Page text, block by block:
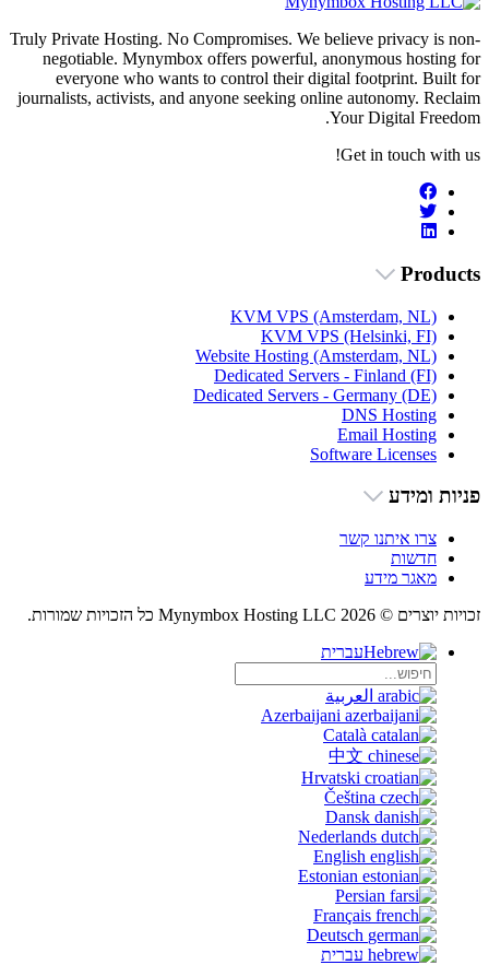
Truly Private Hosting. No Compromises. We believe privacy is non-
negotiable. Mynymbox offers powerful, anonymous hosting for
everyone who wants to control their digital footprint. Built for
journalists, activists, and anyone seeking online autonomy. Reclaim
Your Digital Freedom.
Get in touch with us!
Products
KVM VPS (Amsterdam, NL)
KVM VPS (Helsinki, FI)
Website Hosting (Amsterdam, NL)
Dedicated Servers - Finland (FI)
Dedicated Servers - Germany (DE)
DNS Hosting
Email Hosting
Software Licenses
פניות ומידע
צרו איתנו קשר
חדשות
מאגר מידע
זכויות יוצרים © 2026 Mynymbox Hosting LLC כל הזכויות שמורות.
עברית
العربية
Azerbaijani
Català
中文
Hrvatski
Čeština
Dansk
Nederlands
English
Estonian
Persian
Français
Deutsch
עברית